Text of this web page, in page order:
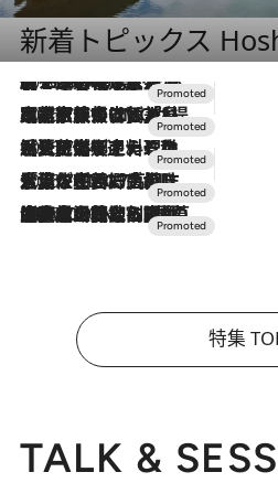
新着トピックス
2026.8.7
【トンボの足水浴】ヒノキの香りに包まれて涼感マックス！約13℃の湧水かけ流しを避暑地「星野温泉 トンボの湯」で体験
2026.7.31
【ホテル帰省】という選択肢をOMOが提案。家族とほどよい距離を保つには「昼は実家、夜は気兼ねなくホテルで！」
2026.7.24
【夏限定ディナーコース】旬を迎える稚鮎や花ズッキーニなどをイタリア・トスカーナの郷土料理の手法で満喫！
2026.7.17
「土佐和ハーブかき氷」がOMO7高知に登場！生姜、山椒、大葉など目にも舌にも涼を呼ぶ郷土の味
2026.7.10
NEW OPEN！【界 草津】名湯の地に誕生。趣の異なる2種の温泉と上州ならではの会席・蕎麦割烹など美食を味わう究極の癒やし旅
特集
TALK &